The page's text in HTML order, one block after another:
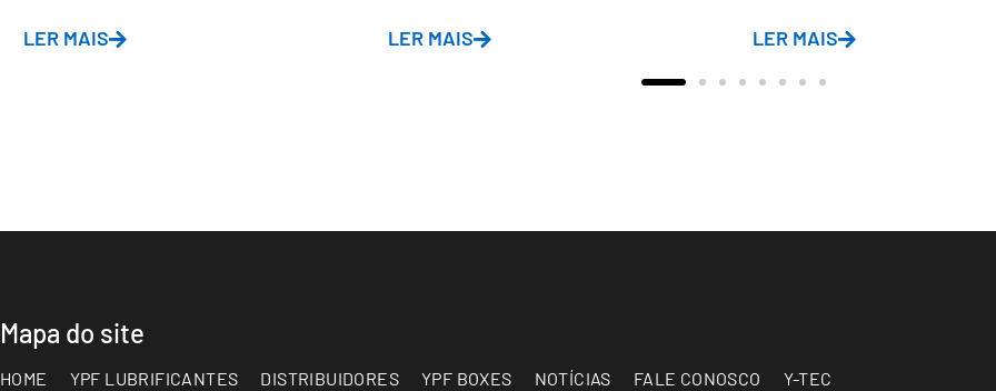
LER MAIS LER MAIS LER MAIS
Mapa do site
HOME YPF LUBRIFICANTES DISTRIBUIDORES YPF BOXES NOTÍCIAS FALE CONOSCO Y-TEC